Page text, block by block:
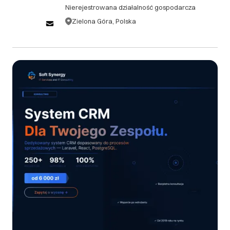
Nierejestrowana działalność gospodarcza
Zielona Góra, Polska
zamówienia, bez ponoszenia żadnych kosztów. 1.2.
Anulacje zamówień po upływie 48 godzin, ale przed
administracyjnej w wysokości 10% wartości
zamówienia. 1.3. W przypadku anulacji zamówienia
po rozpoczęciu prac, klient zobowiązany jest do
pokrycia kosztów już wykonanych prac oraz opłaty
administracyjnej w wysokości 15% pozostałej
wartości zamówienia. ## 2. Zwroty 2.1. Ze względu
na charakter usług świadczonych przez Soft
Synergy, zwroty gotowych produktów cyfrowych
(oprogramowanie, kody źródłowe) nie są
akceptowane. 2.2. W przypadku niezadowolenia
klienta z dostarczonego produktu lub usługi, Soft
Synergy zobowiązuje się do bezpłatnej poprawy lub
modyfikacji zgodnie z pierwotną specyfikacją
projektu. 2.3. Jeśli po trzech próbach poprawy
produkt nadal nie spełnia uzgodnionych wymagań,